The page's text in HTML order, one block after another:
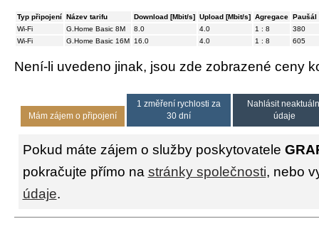
Typ připojení Název tarifu Download [Mbit/s] Upload [Mbit/s] Agregace Paušál
Wi-Fi
G.Home Basic 8M 8.0 4.0 1 : 8
380
Wi-Fi
G.Home Basic 16M 16.0 4.0 1 : 8 605
Není-li uvedeno jinak, jsou zde zobrazené ceny
Mám zájem o připojení
1 změření rychlosti za
30 dní
Nahlásit
údaje
Pokud máte zájem o služby poskytovatele
pokračujte přímo na stránky společnosti, nebo
údaje.